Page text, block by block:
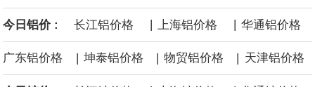
后续14艘平均每艘约180亿美元。
黄金价格有望录得自今年1月以来最大单周涨幅。油价走弱为金价提
今日铝价 : 长江铝价格 上海铝价格 华通铝价格
广东铝价格 | 坤泰铝价格 | 物贸铝价格 | 天津铝价格